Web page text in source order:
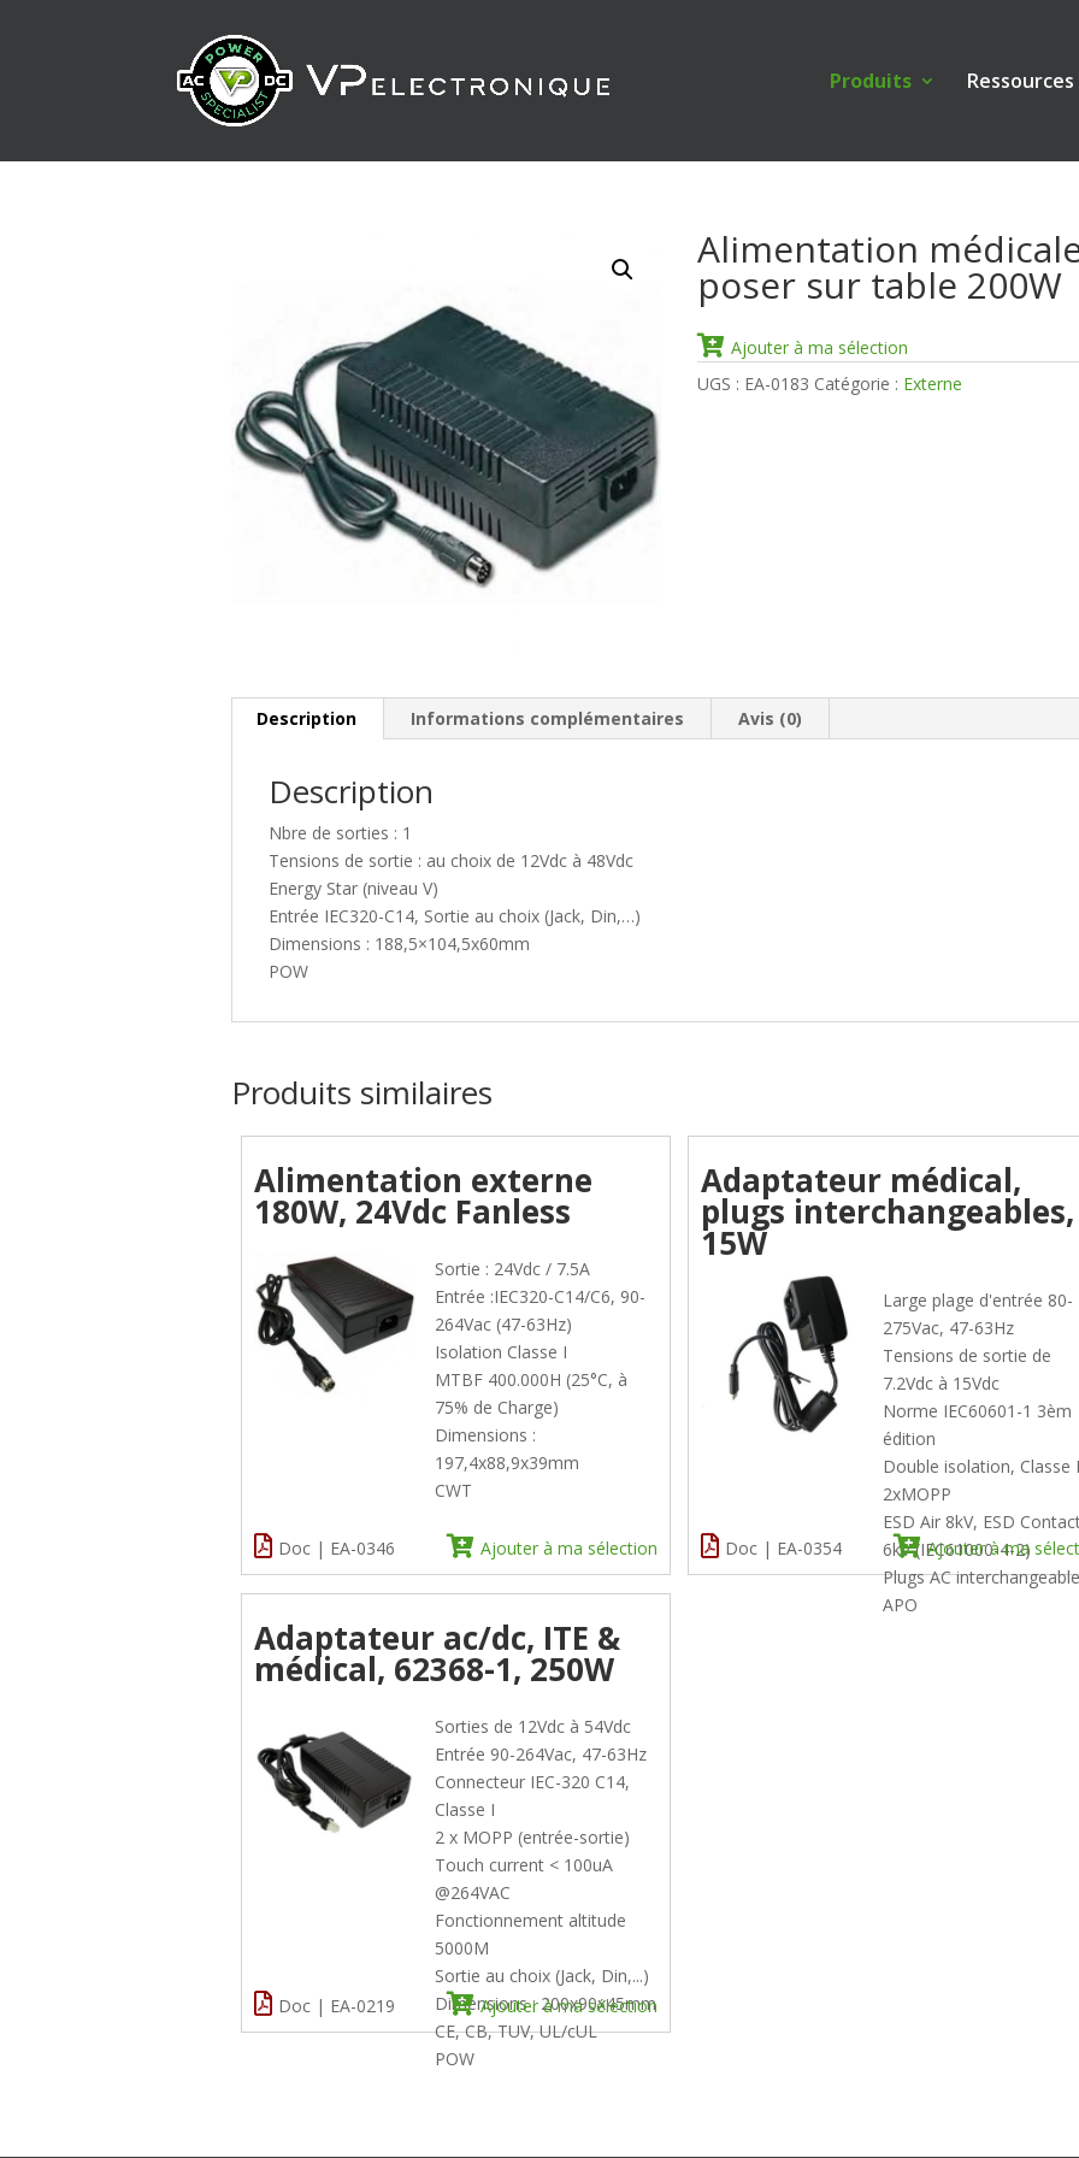
Produits Ressources
Alimentation
poser sur table 200W
Ajouter à ma sélection
UGS : EA-0183 Catégorie : Externe
Description Informations complémentaires Avis (0)
Description
Nbre de sorties : 1
Tensions de sortie : au choix de 12Vdc à 48Vdc
Energy Star (niveau V)
Entrée IEC320-C14, Sortie au choix (Jack, Din,…)
Dimensions : 188,5×104,5x60mm
POW
Produits similaires
Alimentation externe
180W, 24Vdc Fanless
Sortie : 24Vdc / 7.5A
Entrée :IEC320-C14/C6, 90-
264Vac (47-63Hz)
Isolation Classe I
MTBF 400.000H (25°C, à
75% de Charge)
Dimensions :
197,4x88,9x39mm
CWT
Ajouter à ma sélection
Doc | EA-0346
Adaptateur médical,
plugs interchangeables,
15W
Large plage d'entrée 80-
275Vac, 47-63Hz
Tensions de sortie de
7.2Vdc à 15Vdc
Norme IEC60601-1 3èm
édition
Double isolation, Classe
2xMOPP
ESD Air 8kV, ESD
6kV (IEC61000-4-2)
Plugs AC
APO
Ajouter à ma
Doc | EA-0354
Adaptateur ac/dc, ITE &
médical, 62368-1, 250W
Sorties de 12Vdc à 54Vdc
Entrée 90-264Vac, 47-63Hz
Connecteur IEC-320 C14,
Classe I
2 x MOPP (entrée-sortie)
Touch current < 100uA
@264VAC
Fonctionnement altitude
5000M
Sortie au choix (Jack, Din,...)
Dimensions : 200x90x45mm
CE, CB, TUV, UL/cUL
POW
Ajouter à ma sélection
Doc | EA-0219